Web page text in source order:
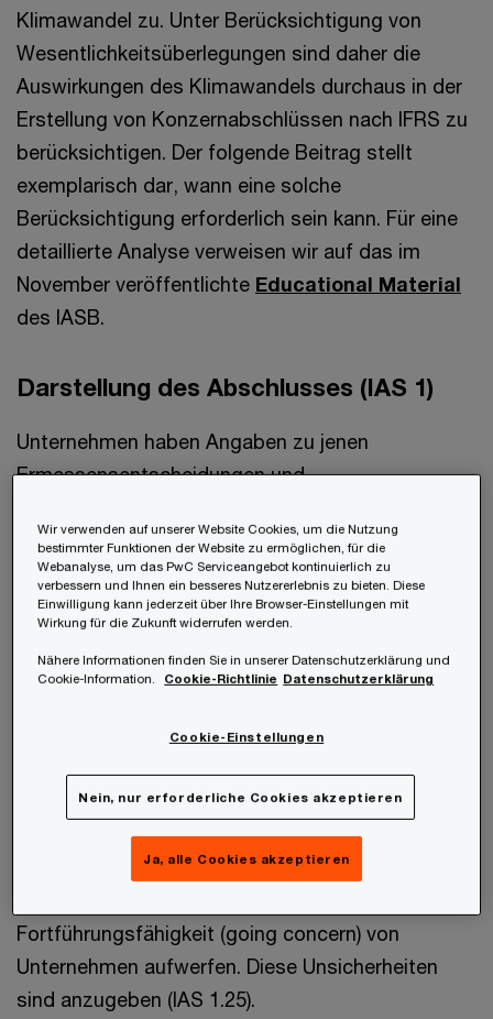
Klimawandel zu. Unter Berücksichtigung von
Wesentlichkeitsüberlegungen sind daher die
Auswirkungen des Klimawandels durchaus in der
Erstellung von Konzernabschlüssen nach IFRS zu
berücksichtigen. Der folgende Beitrag stellt
exemplarisch dar, wann eine solche
Berücksichtigung erforderlich sein kann. Für eine
detaillierte Analyse verweisen wir auf das im
November veröffentlichte Educational Material
des IASB.
Darstellung des Abschlusses (IAS 1)
Unternehmen haben Angaben zu jenen
Ermessensentscheidungen und
signifikanten Einfluss auf die im Abschluss
erfassten Beträge haben bzw. im Folgejahr
potenziell zu wesentlichen Anpassungen dieser
In Verbindung mit Klimarisiken ist es bspw.
bei der Schätzung von erwarteten Kosten für
Rekultivierungsverpflichtungen ergeben.
Aus dem Klimawandel entstehende Risiken
können mitunter zu wesentlichen Unsicherheiten
Fortführungsfähigkeit (going concern) von
Unternehmen aufwerfen. Diese Unsicherheiten
sind anzugeben (IAS 1.25).
Wir verwenden auf unserer Website Cookies, um die Nutzung
bestimmter Funktionen der Website zu ermöglichen, für die
Webanalyse, um das PwC Serviceangebot kontinuierlich zu
verbessern und Ihnen ein besseres Nutzererlebnis zu bieten. Diese
Einwilligung kann jederzeit über Ihre Browser-Einstellungen mit
Wirkung für die Zukunft widerrufen werden.
Nähere Informationen finden Sie in unserer Datenschutzerklärung und
Cookie-Information.
Cookie-Richtlinie Datenschutzerklärung
Cookie-Einstellungen
Nein, nur erforderliche Cookies akzeptieren
Ja, alle Cookies akzeptieren